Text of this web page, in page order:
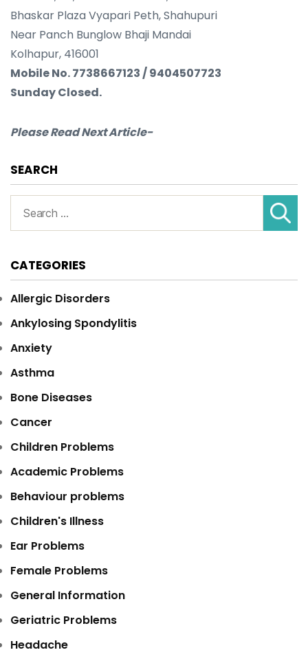
Bhaskar Plaza Vyapari Peth, Shahupuri
Near Panch Bunglow Bhaji Mandai
Kolhapur, 416001
Mobile No. 7738667123 / 9404507723
Sunday Closed.
Please Read Next Article-
SEARCH
for:
CATEGORIES
Allergic Disorders
Ankylosing Spondylitis
Anxiety
Asthma
Bone Diseases
Cancer
Children Problems
Academic Problems
Behaviour problems
Children's Illness
Ear Problems
Female Problems
General Information
Geriatric Problems
Headache